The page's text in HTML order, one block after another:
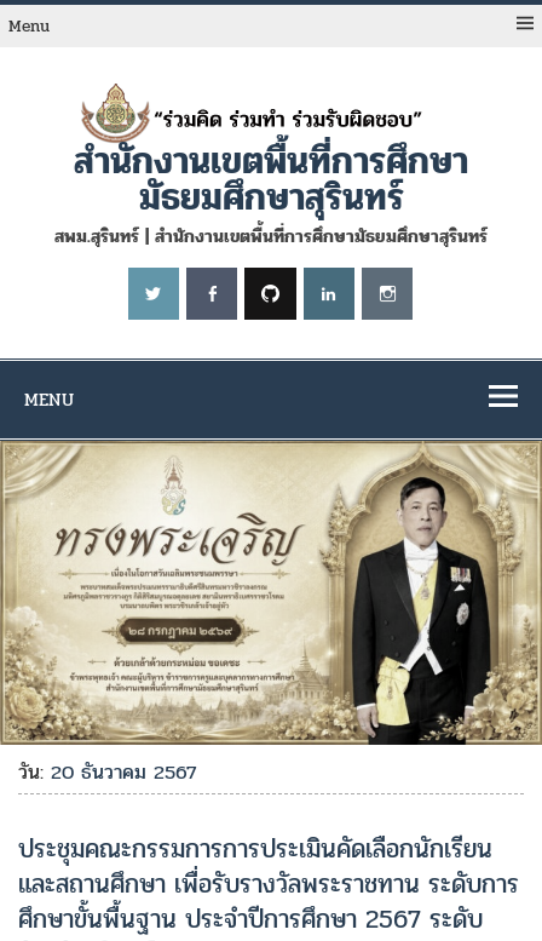
Skip
toMenu
สำนักงานเขตพื้นที่การศึกษา
มัธยมศึกษาสุรินทร์
สพม.สุรินทร์ | สำนักงานเขตพื้นที่การศึกษามัธยมศึกษาสุรินทร์
MENU
วัน:20 ธันวาคม 2567
ประชุมคณะกรรมการการประเมินคัดเลือกนักเรียน
และสถานศึกษา เพื่อรับรางวัลพระราชทาน ระดับการ
ศึกษาขั้นพื้นฐาน ประจำปีการศึกษา 2567 ระดับ